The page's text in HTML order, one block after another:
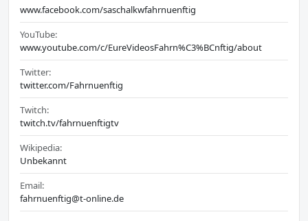
www.facebook.com/saschalkwfahrnuenftig
YouTube:
www.youtube.com/c/EureVideosFahrn%C3%BCnftig/about
Twitter:
twitter.com/Fahrnuenftig
Twitch:
twitch.tv/fahrnuenftigtv
Wikipedia:
Unbekannt
Email:
fahrnuenftig@t-online.de